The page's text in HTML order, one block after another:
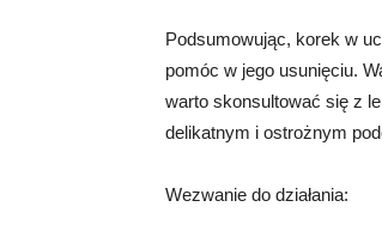
Podsumowując, korek w
pomóc w jego usunięciu.
warto skonsultować się z
delikatnym i ostrożnym
Wezwanie do działania: